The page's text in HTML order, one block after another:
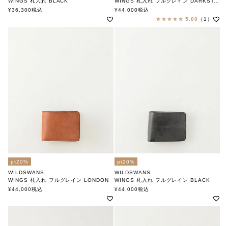
ワイルドスワンズ
¥36,300税込
ワイルドスワンズ
¥44,000税込
5.00
（1）
pt20%
WILDSWANS
WINGS 札入れ フルグレイン LONDON
ワイルドスワンズ
¥44,000税込
pt20%
WILDSWANS
WINGS 札入れ フルグレイン BLACK
ワイルドスワンズ
¥44,000税込